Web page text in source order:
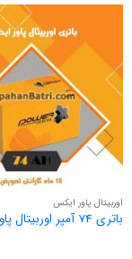
اوربیتال پاور ایکس
باتری 74 آمپر اوربیتال پاور ایکس